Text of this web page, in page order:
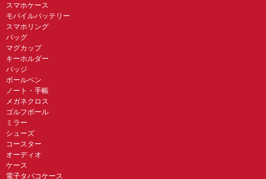
スマホケース
モバイルバッテリー
スマホリング
バッグ
マグカップ
キーホルダー
バッジ
ボールペン
ノート・手帳
メガネクロス
ゴルフボール
ミラー
シューズ
コースター
オーディオ
ケース
電子タバコケース